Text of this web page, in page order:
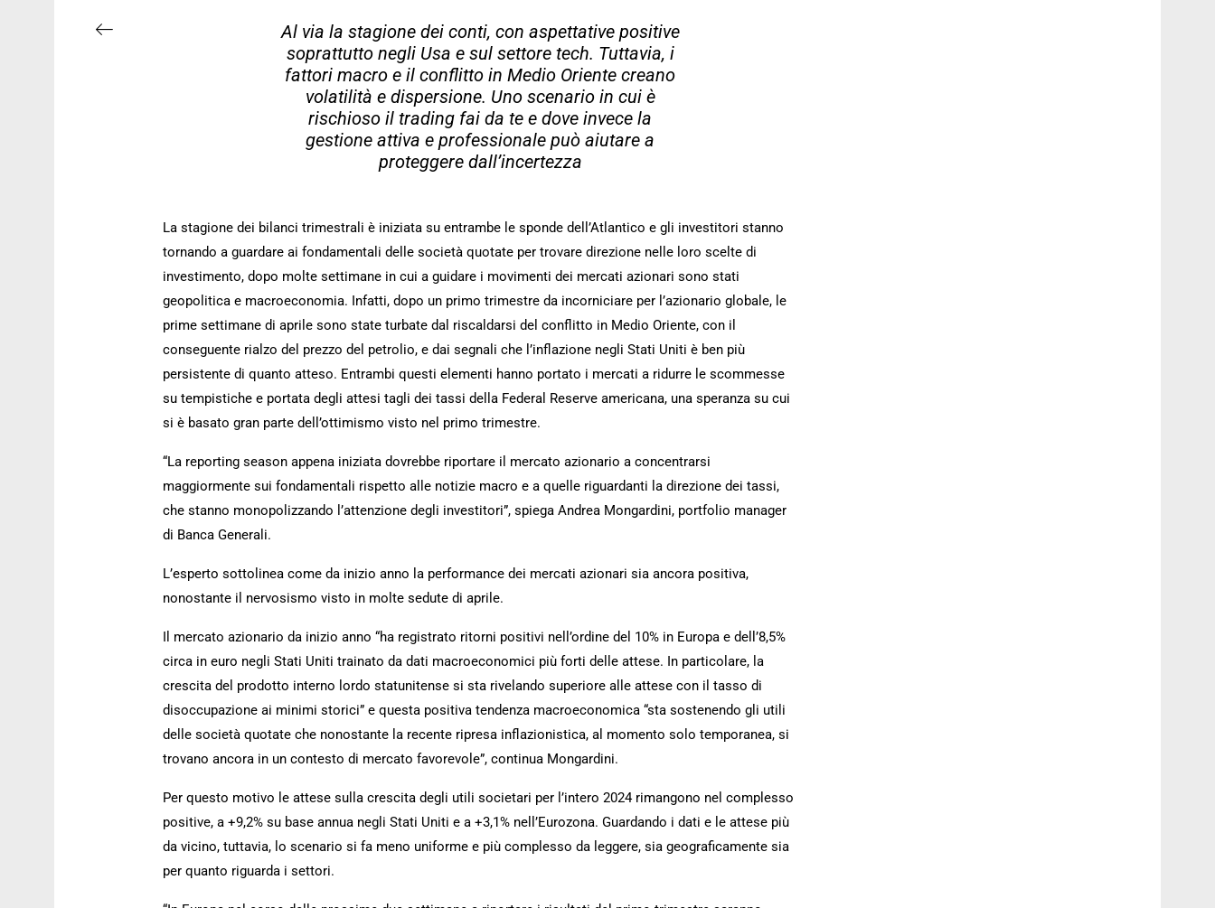
Al via la stagione dei conti, con aspettative positive
soprattutto negli Usa e sul settore tech. Tuttavia, i
fattori macro e il conflitto in Medio Oriente creano
volatilità e dispersione. Uno scenario in cui è
rischioso il trading fai da te e dove invece la
gestione attiva e professionale può aiutare a
proteggere dall’incertezza
La stagione dei bilanci trimestrali è iniziata su entrambe le sponde dell’Atlantico e gli investitori stanno
tornando a guardare ai fondamentali delle società quotate per trovare direzione nelle loro scelte di
investimento, dopo molte settimane in cui a guidare i movimenti dei mercati azionari sono stati
geopolitica e macroeconomia. Infatti, dopo un primo trimestre da incorniciare per l’azionario globale, le
prime settimane di aprile sono state turbate dal riscaldarsi del conflitto in Medio Oriente, con il
conseguente rialzo del prezzo del petrolio, e dai segnali che l’inflazione negli Stati Uniti è ben più
persistente di quanto atteso. Entrambi questi elementi hanno portato i mercati a ridurre le scommesse
su tempistiche e portata degli attesi tagli dei tassi della Federal Reserve americana, una speranza su cui
si è basato gran parte dell’ottimismo visto nel primo trimestre.
“La reporting season appena iniziata dovrebbe riportare il mercato azionario a concentrarsi
maggiormente sui fondamentali rispetto alle notizie macro e a quelle riguardanti la direzione dei tassi,
che stanno monopolizzando l’attenzione degli investitori”, spiega Andrea Mongardini, portfolio manager
di Banca Generali.
L’esperto sottolinea come da inizio anno la performance dei mercati azionari sia ancora positiva,
nonostante il nervosismo visto in molte sedute di aprile.
Il mercato azionario da inizio anno “ha registrato ritorni positivi nell’ordine del 10% in Europa e dell’8,5%
circa in euro negli Stati Uniti trainato da dati macroeconomici più forti delle attese. In particolare, la
crescita del prodotto interno lordo statunitense si sta rivelando superiore alle attese con il tasso di
disoccupazione ai minimi storici” e questa positiva tendenza macroeconomica “sta sostenendo gli utili
delle società quotate che nonostante la recente ripresa inflazionistica, al momento solo temporanea, si
trovano ancora in un contesto di mercato favorevole”, continua Mongardini.
Per questo motivo le attese sulla crescita degli utili societari per l’intero 2024 rimangono nel complesso
positive, a +9,2% su base annua negli Stati Uniti e a +3,1% nell’Eurozona. Guardando i dati e le attese più
da vicino, tuttavia, lo scenario si fa meno uniforme e più complesso da leggere, sia geograficamente sia
per quanto riguarda i settori.